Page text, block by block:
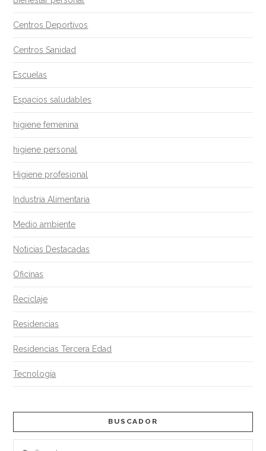
Centros Deportivos
Centros Sanidad
Escuelas
Espacios saludables
higiene femenina
higiene personal
Higiene profesional
Industria Alimentaria
Medio ambiente
Noticias Destacadas
Oficinas
Reciclaje
Residencias
Residencias Tercera Edad
Tecnología
BUSCADOR